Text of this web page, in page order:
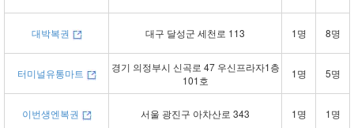
대박복권 대구 달성군 세천로 113 1명 8명
터미널유통마트
경기 의정부시 신곡로 47 우신프라자1층
101호
1명 5명
이번생엔복권 서울 광진구 아차산로 343 1명 1명